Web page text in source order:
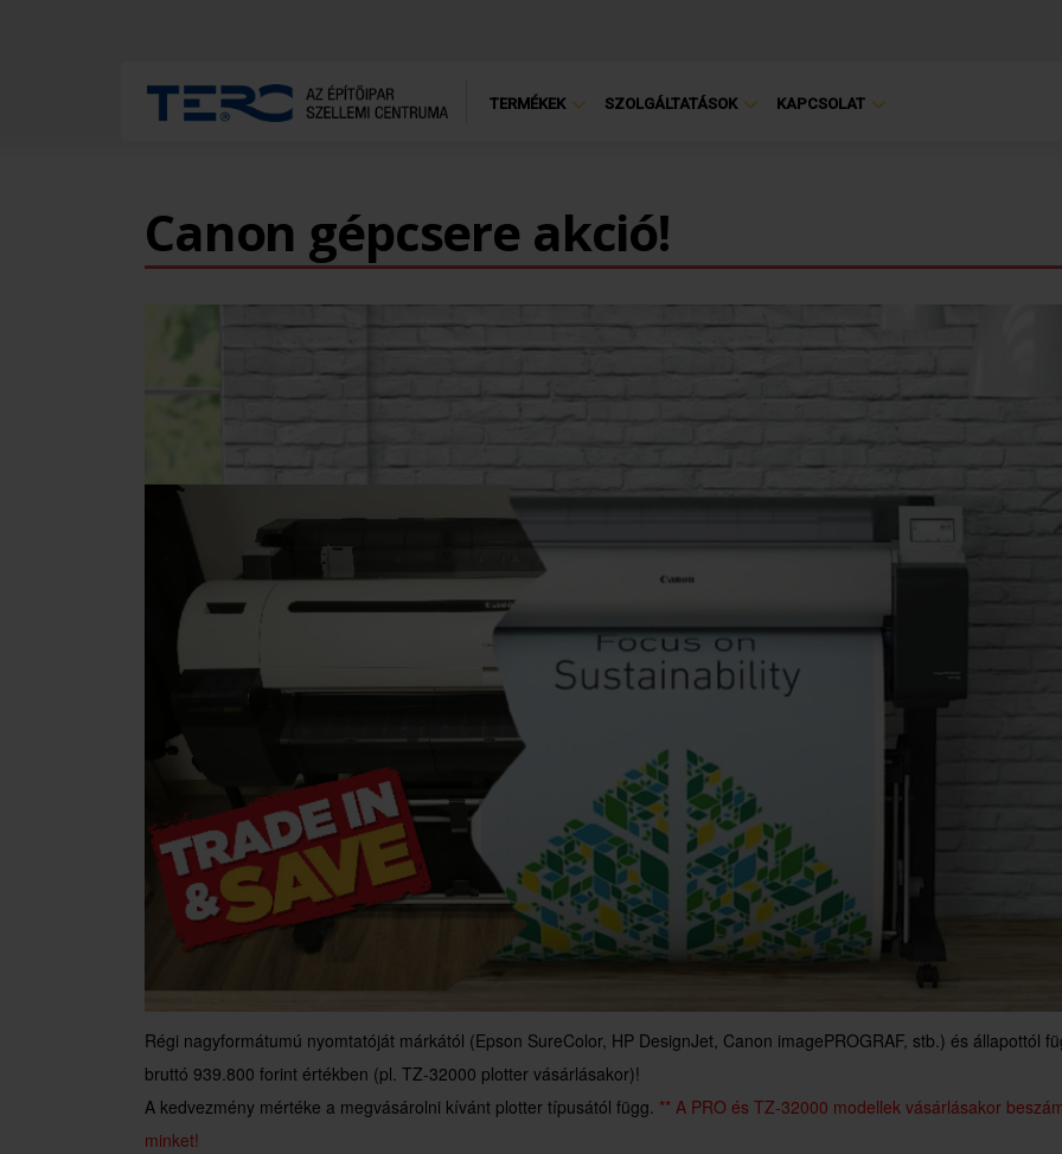
TERMÉKEK SZOLGÁLTATÁSOK KAPCSOLAT
Canon gépcsere akció!
Régi nagyformátumú nyomtatóját márkától (Epson SureColor, HP DesignJet, Canon imagePROGRAF, stb.) és állapottól
bruttó 939.800 forint értékben (pl. TZ-32000 plotter vásárlásakor)!
A kedvezmény mértéke a megvásárolni kívánt plotter típusától függ. ** A PRO és TZ-32000 modellek vásárlásakor
minket!